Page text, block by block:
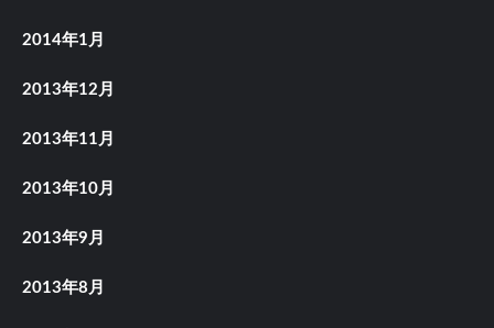
2014年1月
2013年12月
2013年11月
2013年10月
2013年9月
2013年8月